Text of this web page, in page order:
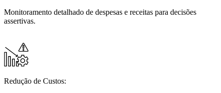
Monitoramento detalhado de despesas e receitas para decisões
assertivas.
Redução de Custos: